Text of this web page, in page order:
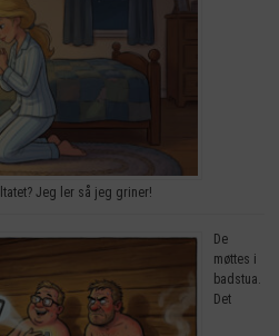
Jeg ler så jeg griner!
De
møttes i
badstua.
Det